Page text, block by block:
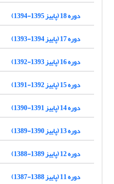
دوره 18 (پاییز 1395-1394)
دوره 17 (پاییز 1394-1393)
دوره 16 (پاییز 1393-1392)
دوره 15 (پاییز 1392-1391)
دوره 14 (پاییز 1391-1390)
دوره 13 (پاییز 1390-1389)
دوره 12 (پاییز 1389-1388)
دوره 11 (پاییز 1388-1387)